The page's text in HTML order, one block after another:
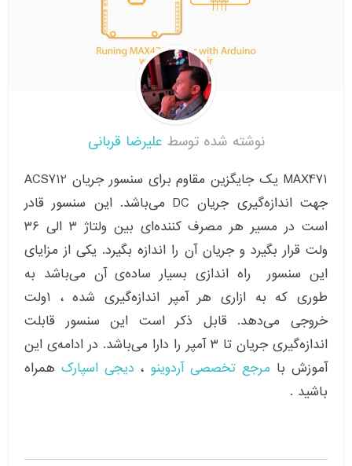
نوشته شده توسط علیرضا قربانی
MAX471 یک جایگزین مقاوم برای سنسور جریان ACS712
جهت اندازه‌گیری جریان DC می‌باشد. این سنسور قادر
است در مسیر هر مصرف کننده‌ای بین ولتاژ ۳ الی ۳۶
ولت قرار بگیرد و جریان آن را اندازه‌ بگیرد. یکی از مزایای
این سنسور راه اندازی بسیار ساده‌ی آن می‌باشد به
طوری که به ازاری هر آمپر اندازه‌گیری شده ، ۱ولت
خروجی می‌دهد. قابل ذکر است این سنسور قابلت
اندازه‌گیری جریان تا ۳ آمپر را دارا می‌باشد. در ادامه‌ی این
آموزش با مرجع تخصصی آردوینو ، دیجی اسپارکهمراه
باشید .